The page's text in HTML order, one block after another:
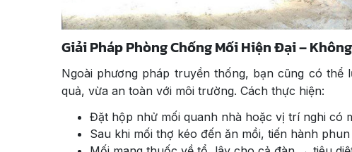
Giải Pháp Phòng Chống Mối Hiện Đại –
Ngoài phương pháp truyền thống, bạn cũng có
quả, vừa an toàn với môi trường. Cách thực hiện:
Đặt hộp nhử mối quanh nhà hoặc vị trí nghi có
Sau khi mối thợ kéo đến ăn mồi, tiến hành